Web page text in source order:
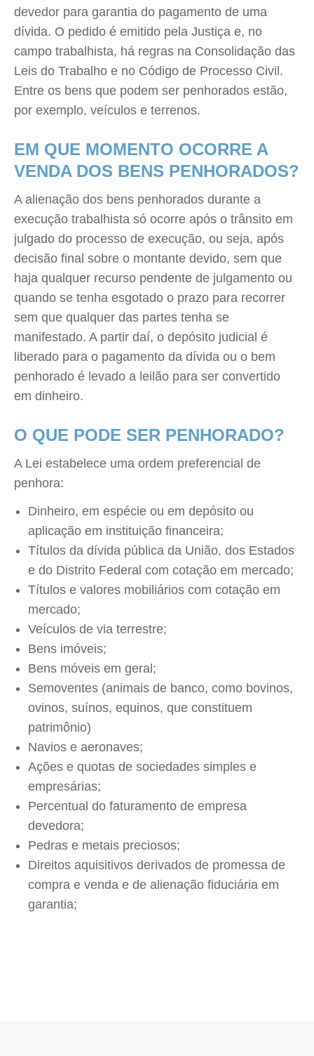
devedor para garantia do pagamento de uma
dívida. O pedido é emitido pela Justiça e, no
campo trabalhista, há regras na Consolidação das
Leis do Trabalho e no Código de Processo Civil.
Entre os bens que podem ser penhorados estão,
por exemplo, veículos e terrenos.
EM QUE MOMENTO OCORRE A
VENDA DOS BENS PENHORADOS?
A alienação dos bens penhorados durante a
execução trabalhista só ocorre após o trânsito em
julgado do processo de execução, ou seja, após
decisão final sobre o montante devido, sem que
haja qualquer recurso pendente de julgamento ou
quando se tenha esgotado o prazo para recorrer
sem que qualquer das partes tenha se
manifestado. A partir daí, o depósito judicial é
liberado para o pagamento da dívida ou o bem
penhorado é levado a leilão para ser convertido
em dinheiro.
O QUE PODE SER PENHORADO?
A Lei estabelece uma ordem preferencial de
penhora:
Dinheiro, em espécie ou em depósito ou
aplicação em instituição financeira;
Títulos da dívida pública da União, dos Estados
e do Distrito Federal com cotação em mercado;
Títulos e valores mobiliários com cotação em
mercado;
Veículos de via terrestre;
Bens imóveis;
Bens móveis em geral;
Semoventes (animais de banco, como bovinos,
ovinos, suínos, equinos, que constituem
patrimônio)
Navios e aeronaves;
Ações e quotas de sociedades simples e
empresárias;
Percentual do faturamento de empresa
devedora;
Pedras e metais preciosos;
Direitos aquisitivos derivados de promessa de
compra e venda e de alienação fiduciária em
garantia;